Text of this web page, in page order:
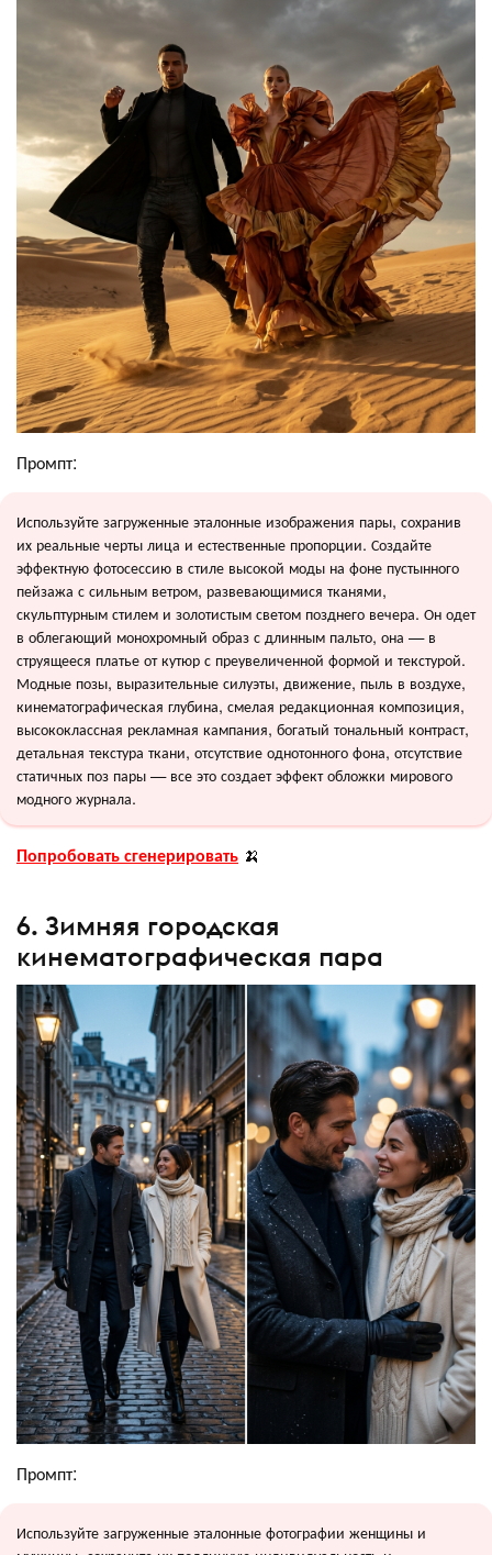
Промпт:
Используйте загруженные эталонные изображения пары, сохранив
их реальные черты лица и естественные пропорции. Создайте
эффектную фотосессию в стиле высокой моды на фоне пустынного
пейзажа с сильным ветром, развевающимися тканями,
скульптурным стилем и золотистым светом позднего вечера. Он одет
в облегающий монохромный образ с длинным пальто, она — в
струящееся платье от кутюр с преувеличенной формой и текстурой.
Модные позы, выразительные силуэты, движение, пыль в воздухе,
кинематографическая глубина, смелая редакционная композиция,
высококлассная рекламная кампания, богатый тональный контраст,
детальная текстура ткани, отсутствие однотонного фона, отсутствие
статичных поз пары — все это создает эффект обложки мирового
модного журнала.
Попробовать сгенерировать 🍌
6. Зимняя городская
кинематографическая пара
Промпт:
Используйте загруженные эталонные фотографии женщины и